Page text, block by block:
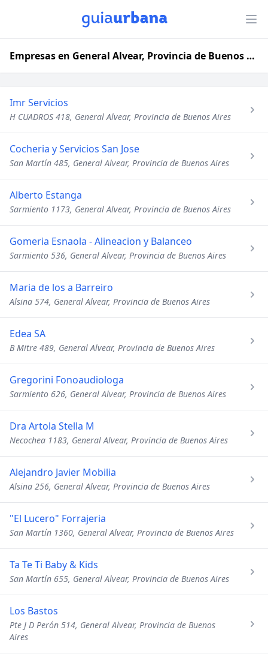
Empresas en General Alvear, Provincia de Buenos Aires
Imr Servicios
H CUADROS 418, General Alvear, Provincia de Buenos Aires
Cocheria y Servicios San Jose
San Martín 485, General Alvear, Provincia de Buenos Aires
Alberto Estanga
Sarmiento 1173, General Alvear, Provincia de Buenos Aires
Gomeria Esnaola - Alineacion y Balanceo
Sarmiento 536, General Alvear, Provincia de Buenos Aires
Maria de los a Barreiro
Alsina 574, General Alvear, Provincia de Buenos Aires
Edea SA
B Mitre 489, General Alvear, Provincia de Buenos Aires
Gregorini Fonoaudiologa
Sarmiento 626, General Alvear, Provincia de Buenos Aires
Dra Artola Stella M
Necochea 1183, General Alvear, Provincia de Buenos Aires
Alejandro Javier Mobilia
Alsina 256, General Alvear, Provincia de Buenos Aires
"El Lucero" Forrajeria
San Martín 1360, General Alvear, Provincia de Buenos Aires
Ta Te Ti Baby & Kids
San Martín 655, General Alvear, Provincia de Buenos Aires
Los Bastos
Pte J D Perón 514, General Alvear, Provincia de Buenos
Aires